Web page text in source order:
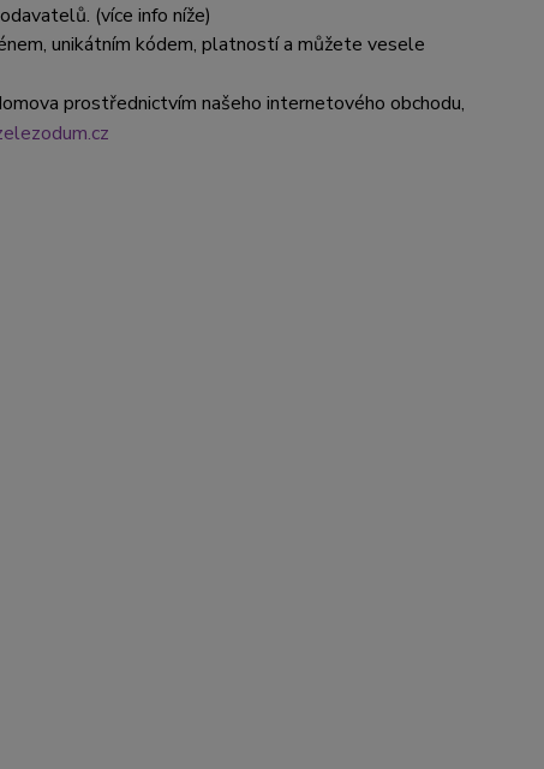
(více info níže)
unikátním kódem, platností a můžete vesele
prostřednictvím našeho internetového obchodu,